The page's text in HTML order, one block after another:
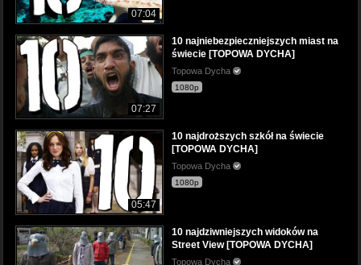
07:04
07:27
10 najniebezpieczniejszych miast na
świecie [TOPOWA DYCHA]
Topowa Dycha
1080p
05:47
10 najdroższych szkół na świecie
[TOPOWA DYCHA]
Topowa Dycha
1080p
10 najdziwniejszych widoków na
Street View [TOPOWA DYCHA]
Topowa Dycha